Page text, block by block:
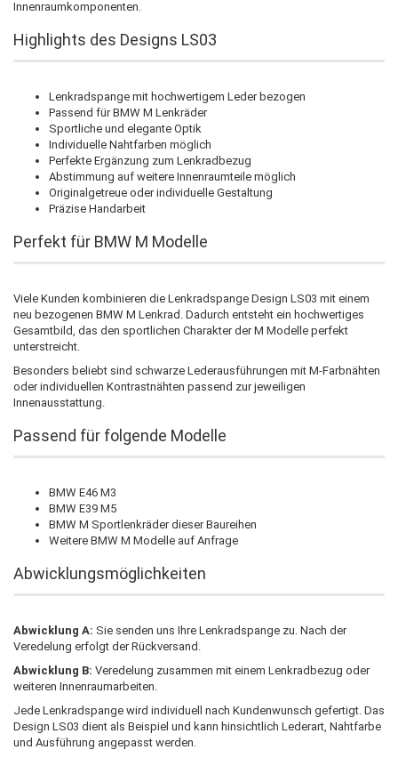
Innenraumkomponenten.
Highlights des Designs LS03
Lenkradspange mit hochwertigem Leder bezogen
Passend für BMW M Lenkräder
Sportliche und elegante Optik
Individuelle Nahtfarben möglich
Perfekte Ergänzung zum Lenkradbezug
Abstimmung auf weitere Innenraumteile möglich
Originalgetreue oder individuelle Gestaltung
Präzise Handarbeit
Perfekt für BMW M Modelle
Viele Kunden kombinieren die Lenkradspange Design LS03 mit einem
neu bezogenen BMW M Lenkrad. Dadurch entsteht ein hochwertiges
Gesamtbild, das den sportlichen Charakter der M Modelle perfekt
unterstreicht.
Besonders beliebt sind schwarze Lederausführungen mit M-Farbnähten
oder individuellen Kontrastnähten passend zur jeweiligen
Innenausstattung.
Passend für folgende Modelle
BMW E46 M3
BMW E39 M5
BMW M Sportlenkräder dieser Baureihen
Weitere BMW M Modelle auf Anfrage
Abwicklungsmöglichkeiten
Abwicklung A: Sie senden uns Ihre Lenkradspange zu. Nach der
Veredelung erfolgt der Rückversand.
Abwicklung B: Veredelung zusammen mit einem Lenkradbezug oder
weiteren Innenraumarbeiten.
Jede Lenkradspange wird individuell nach Kundenwunsch gefertigt. Das
Design LS03 dient als Beispiel und kann hinsichtlich Lederart, Nahtfarbe
und Ausführung angepasst werden.